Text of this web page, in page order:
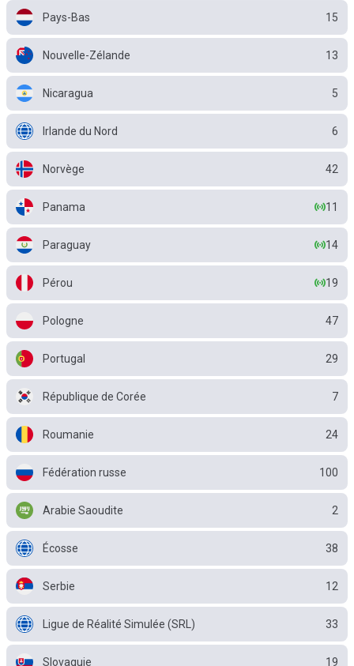
Pays-Bas 15
Nouvelle-Zélande 13
Nicaragua 5
Irlande du Nord 6
Norvège 42
Panama 11
Paraguay 14
Pérou 19
Pologne 47
Portugal 29
République de Corée 7
Roumanie 24
Fédération russe 100
Arabie Saoudite 2
Écosse 38
Serbie 12
Ligue de Réalité Simulée (SRL) 33
Slovaquie 19